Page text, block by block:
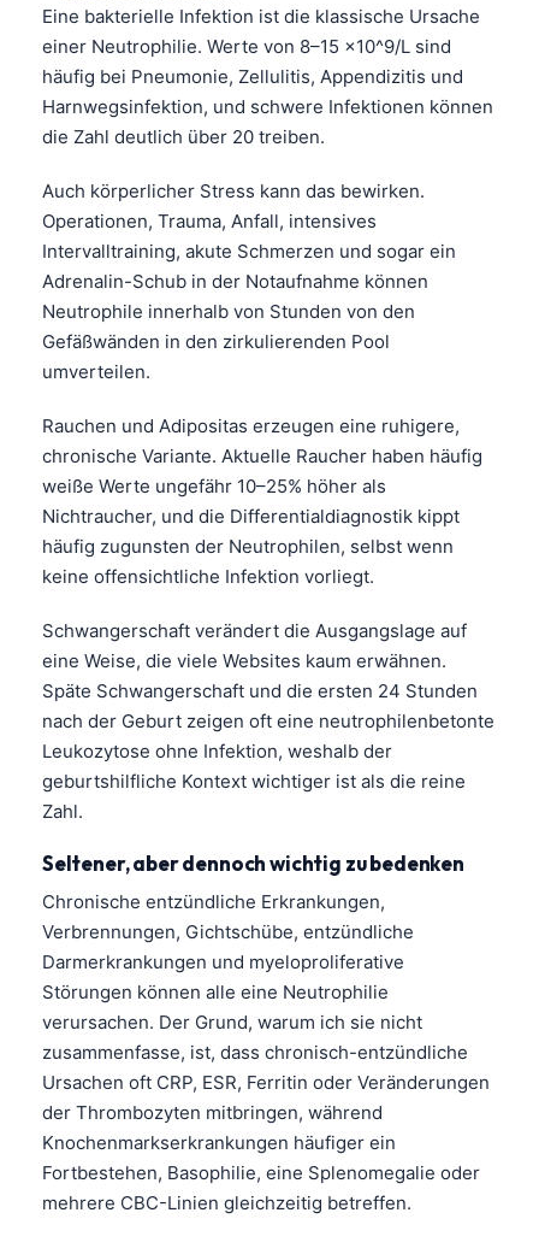
Eine bakterielle Infektion ist die klassische Ursache
einer Neutrophilie. Werte von 8–15 ×10^9/L sind
häufig bei Pneumonie, Zellulitis, Appendizitis und
Harnwegsinfektion, und schwere Infektionen können
die Zahl deutlich über 20 treiben.
Auch körperlicher Stress kann das bewirken.
Operationen, Trauma, Anfall, intensives
Intervalltraining, akute Schmerzen und sogar ein
Adrenalin-Schub in der Notaufnahme können
Neutrophile innerhalb von Stunden von den
Gefäßwänden in den zirkulierenden Pool
umverteilen.
Rauchen und Adipositas erzeugen eine ruhigere,
chronische Variante. Aktuelle Raucher haben häufig
weiße Werte ungefähr 10–25% höher als
Nichtraucher, und die Differentialdiagnostik kippt
häufig zugunsten der Neutrophilen, selbst wenn
keine offensichtliche Infektion vorliegt.
Schwangerschaft verändert die Ausgangslage auf
eine Weise, die viele Websites kaum erwähnen.
Späte Schwangerschaft und die ersten 24 Stunden
nach der Geburt zeigen oft eine neutrophilenbetonte
Leukozytose ohne Infektion, weshalb der
geburtshilfliche Kontext wichtiger ist als die reine
Zahl.
Seltener, aber dennoch wichtig zu bedenken
Chronische entzündliche Erkrankungen,
Verbrennungen, Gichtschübe, entzündliche
Darmerkrankungen und myeloproliferative
Störungen können alle eine Neutrophilie
verursachen. Der Grund, warum ich sie nicht
zusammenfasse, ist, dass chronisch-entzündliche
Ursachen oft CRP, ESR, Ferritin oder Veränderungen
der Thrombozyten mitbringen, während
Knochenmarkserkrankungen häufiger ein
Fortbestehen, Basophilie, eine Splenomegalie oder
mehrere CBC-Linien gleichzeitig betreffen.